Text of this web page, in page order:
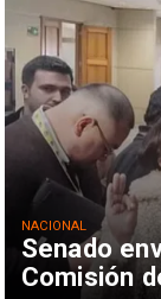
Senado
Comisión
NACIONAL